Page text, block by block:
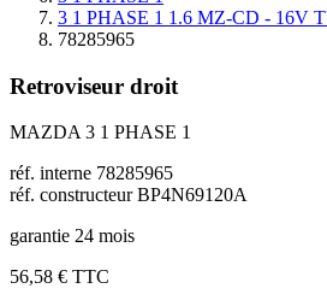
3 1 PHASE 1 1.6 MZ-CD - 16V
78285965
Retroviseur droit
MAZDA 3 1 PHASE 1
réf. interne 78285965
réf. constructeur BP4N69120A
garantie 24 mois
56,58 € TTC